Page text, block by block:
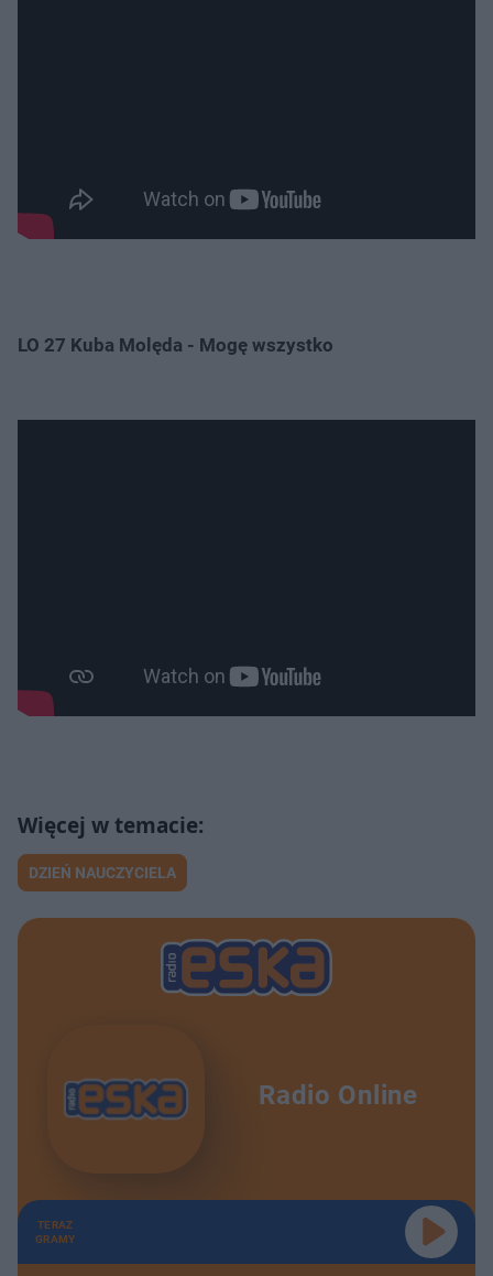
LO 27 Kuba Molęda - Mogę wszystko
DZIEŃ NAUCZYCIELA
Radio Online
TERAZ
GRAMY